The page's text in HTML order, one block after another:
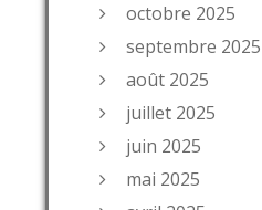
octobre 2025
septembre 2025
août 2025
juillet 2025
juin 2025
mai 2025